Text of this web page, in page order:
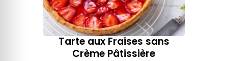
Tarte aux Fraises sans
Crème Pâtissière